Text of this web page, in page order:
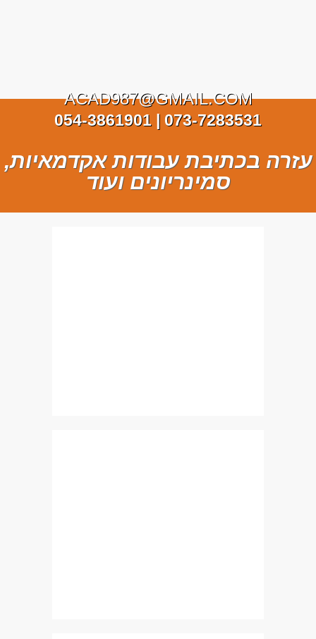
ACAD987@GMAIL.COM
073-7283531 | 054-3861901
עזרה בכתיבת עבודות אקדמאיות,
סמינריונים ועוד